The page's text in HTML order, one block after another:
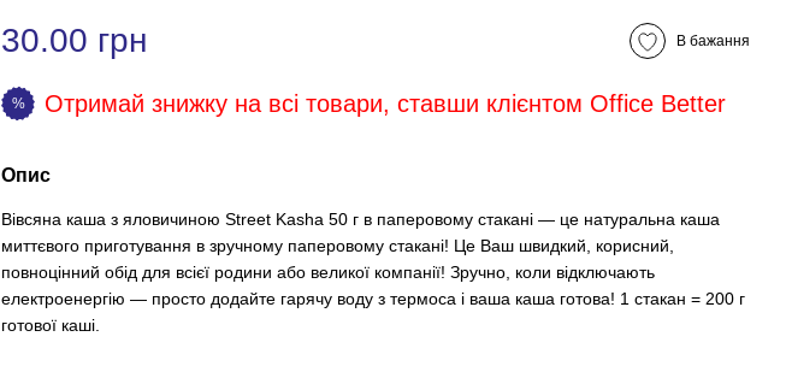
30.00 грн В бажання
% Отримай знижку на всі товари, ставши клієнтом Office Better
Опис
Вівсяна каша з яловичиною Street Kasha 50 г в паперовому стакані — це натуральна каша
миттєвого приготування в зручному паперовому стакані! Це Ваш швидкий, корисний,
повноцінний обід для всієї родини або великої компанії! Зручно, коли відключають
електроенергію — просто додайте гарячу воду з термоса і ваша каша готова! 1 стакан = 200 г
готової каші.